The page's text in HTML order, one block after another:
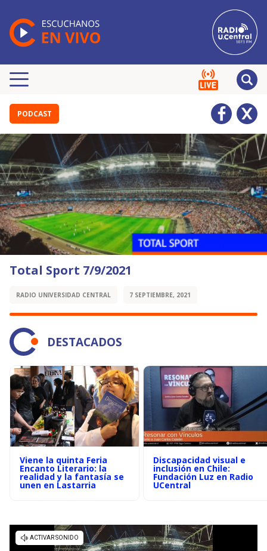
PODCAST
Total Sport 7/9/2021
RADIO UNIVERSIDAD CENTRAL 7 SEPTIEMBRE, 2021
DESTACADOS
Viene la quinta Feria
Encanto Literario: la
realidad y la fantasía se
unen en Lastarria
Discapacidad visual e
inclusión en Chile:
Fundación Luz en Radio
UCentral